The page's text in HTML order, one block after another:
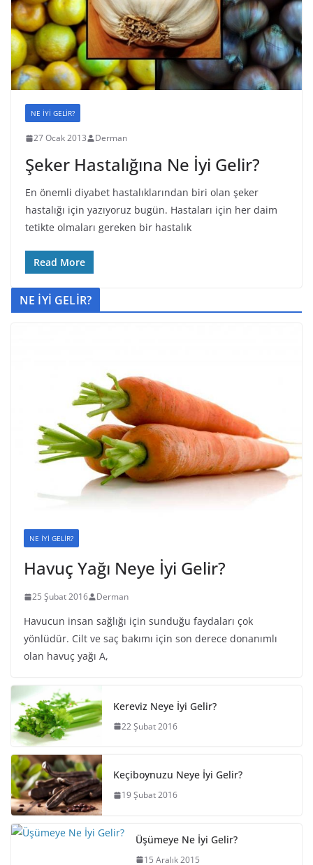
NE İYİ GELİR?
27 Ocak 2013 Derman
Şeker Hastalığına Ne İyi Gelir?
En önemli diyabet hastalıklarından biri olan şeker
hastalığı için yazıyoruz bugün. Hastaları için her daim
tetikte olmaları gereken bir hastalık
Read More
NE İYİ GELİR?
NE İYİ GELİR?
Havuç Yağı Neye İyi Gelir?
25 Şubat 2016 Derman
Havucun insan sağlığı için sunduğu faydaları çok
yönlüdür. Cilt ve saç bakımı için son derece donanımlı
olan havuç yağı A,
Kereviz Neye İyi Gelir?
22 Şubat 2016
Keçiboynuzu Neye İyi Gelir?
19 Şubat 2016
Üşümeye Ne İyi Gelir?
15 Aralık 2015